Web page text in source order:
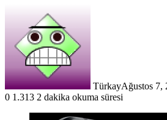
TürkayAğustos 7,
0 1.313 2 dakika okuma süresi